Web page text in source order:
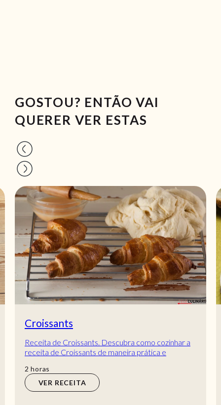
GOSTOU? ENTÃO VAI
QUERER VER ESTAS
Croissants
Receita de Croissants. Descubra como cozinhar a
receita de Croissants de maneira prática e
2 horas
horas
VER RECEITA